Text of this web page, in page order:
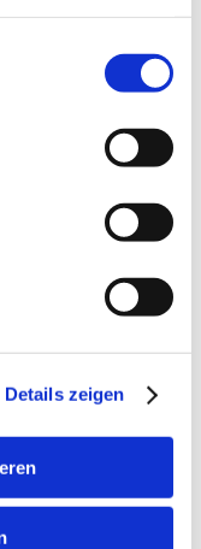
.
Details zeigen